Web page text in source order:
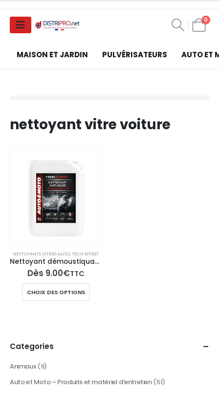
0
MAISON ET JARDIN PULVÉRISATEURS AUTO ET
nettoyant vitre voiture
NETTOYANTS VITRES AUTO,TECH N'FAST
Nettoyant démoustiquant pare-brise, anti-buée, élimine insectes, traces et saletés – PAREX
Dès 9.00€TTC
CHOIX DES OPTIONS
produit
choisies
Categories
Animaux (9)
Auto et Moto – Produits et matériel d’entretien (51)